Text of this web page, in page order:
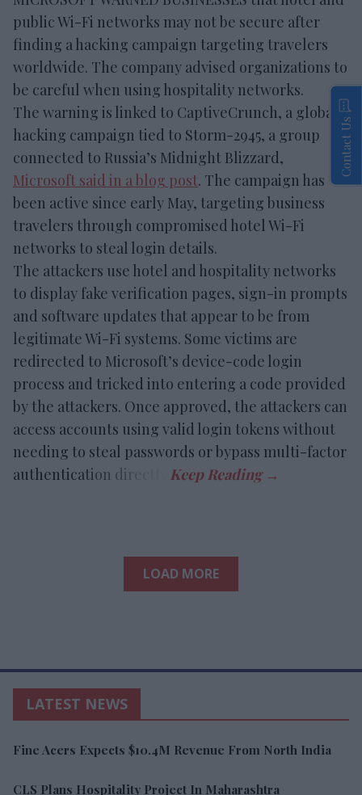
public Wi-Fi networks may not be secure after
finding a hacking campaign targeting travelers
worldwide. The company advised organizations to
be careful when using hospitality networks.
The warning is linked to CaptiveCrunch, a global
hacking campaign tied to Storm-2945, a group
connected to Russia’s Midnight Blizzard,
Microsoft said in a blog post. The campaign has
been active since early May, targeting business
travelers through compromised hotel Wi-Fi
networks to steal login details.
The attackers use hotel and hospitality networks
to display fake verification pages, sign-in prompts
and software updates that appear to be from
legitimate Wi-Fi systems. Some victims are
redirected to Microsoft’s device-code login
process and tricked into entering a code provided
by the attackers. Once approved, the attackers can
access accounts using valid login tokens without
needing to steal passwords or bypass multi-factor
authentication directly.
LOAD MORE
LATEST NEWS
Fine Acers Expects $10.4M Revenue From North India
CLS Plans Hospitality Project In Maharashtra
Contact Us